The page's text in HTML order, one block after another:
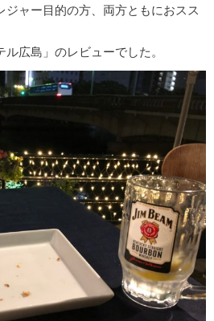
ジャー目的の方、両方ともにおスス
広島」のレビューでした。